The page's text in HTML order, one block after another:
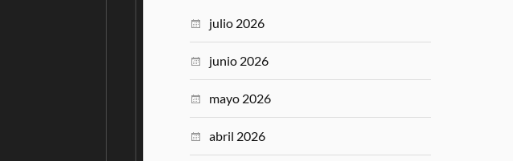
julio 2026
junio 2026
mayo 2026
abril 2026